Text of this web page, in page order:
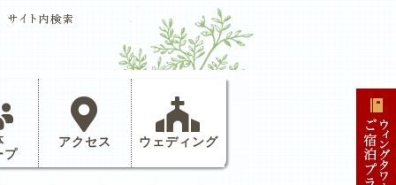
プ
アクセス ウェディング